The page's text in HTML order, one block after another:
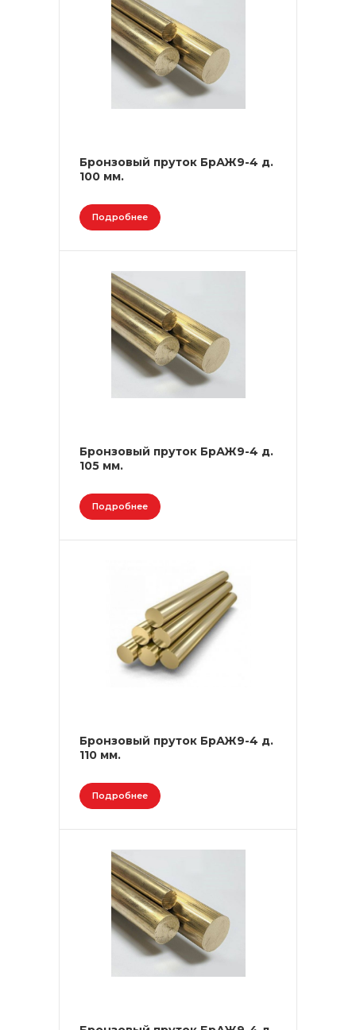
Бронзовый пруток БрАЖ9-4 д.
100 мм.
Подробнее
Бронзовый пруток БрАЖ9-4 д.
105 мм.
Подробнее
Бронзовый пруток БрАЖ9-4 д.
110 мм.
Подробнее